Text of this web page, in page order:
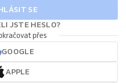
SE
JSTE HESLO?
přes
GOOGLE
APPLE